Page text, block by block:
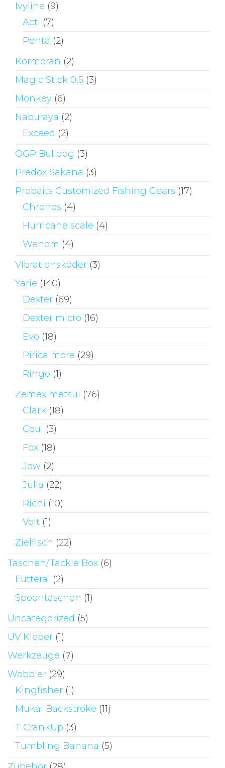
Ivyline (9)
Acti (7)
Penta (2)
Kormoran (2)
Magic Stick 0,5 (3)
Monkey (6)
Naburaya (2)
Exceed (2)
OGP Bulldog (3)
Predox Sakana (3)
Probaits Customized Fishing Gears (17)
Chronos (4)
Hurricane scale (4)
Wenom (4)
Vibrationsköder (3)
Yarie (140)
Dexter (69)
Dexter micro (16)
Evo (18)
Pirica more (29)
Ringo (1)
Zemex metsui (76)
Clark (18)
Coul
(3)
Fox (18)
Jow (2)
Julia (22)
Richi (10)
Volt (1)
Zielfisch (22)
Taschen/Tackle Box (6)
Futteral
(2)
Spoontaschen (1)
Uncategorized (5)
UV Kleber (1)
Werkzeuge (7)
Wobbler (29)
Kingfisher (1)
Mukai Backstroke (11)
T CrankUp (3)
Tumbling Banana (5)